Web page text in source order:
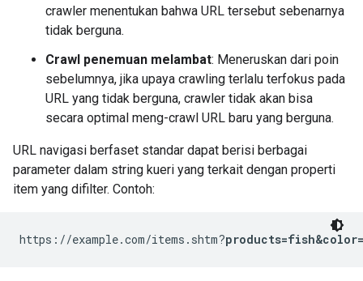
crawler menentukan bahwa URL tersebut sebenarnya
tidak berguna.
Crawl penemuan melambat: Meneruskan dari poin
sebelumnya, jika upaya crawling terlalu terfokus pada
URL yang tidak berguna, crawler tidak akan bisa
secara optimal meng-crawl URL baru yang berguna.
URL navigasi berfaset standar dapat berisi berbagai
parameter dalam string kueri yang terkait dengan properti
item yang difilter. Contoh:
https://example.com/items.shtm?